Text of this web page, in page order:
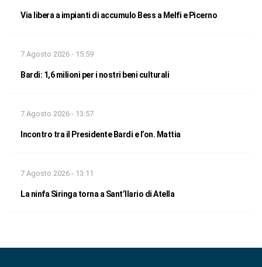
Via libera a impianti di accumulo Bess a Melfi e Picerno
7 Agosto 2026 - 15:59
Bardi: 1,6 milioni per i nostri beni culturali
7 Agosto 2026 - 13:57
Incontro tra il Presidente Bardi e l’on. Mattia
7 Agosto 2026 - 13:11
La ninfa Siringa torna a Sant’Ilario di Atella